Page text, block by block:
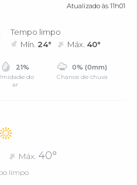
Atualizado às 11h01
Tempo limpo
Mín. 24° Máx. 40°
21%
do
ar
0% (0mm)
Chance de chuva
Máx. 40°
limpo